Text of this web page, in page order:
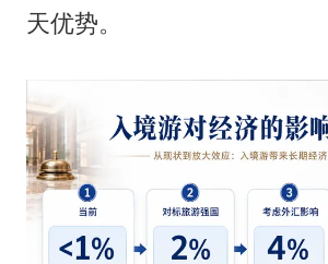
天优势。